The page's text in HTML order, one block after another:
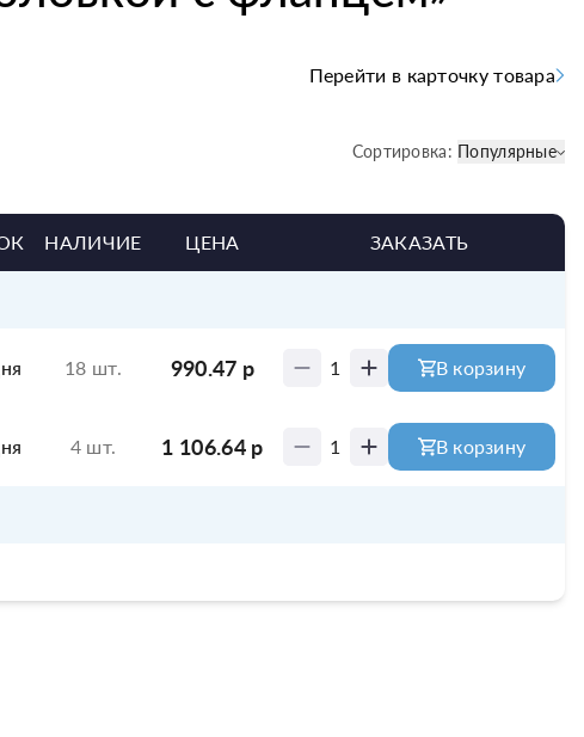
Перейти в карточку товара
Сортировка: Популярные
НАЛИЧИЕ ЦЕНА ЗАКАЗАТЬ
18 шт. 990.47 р 1 В корзину
4 шт. 1 106.64р 1 В корзину